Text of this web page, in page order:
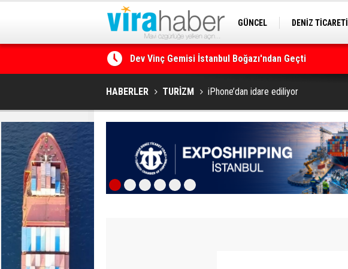
GÜNCEL DENİZ TİCARETİ
Dev Vinç Gemisi İstanbul Boğazı'ndan Geçti
Ege Denizi’nin En Büyük Mercan Ormanı
HABERLER TURİZM iPhone’dan idare ediliyor